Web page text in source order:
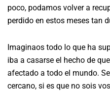
poco, podamos volver a
perdido en estos meses tan
Imaginaos todo lo que ha
iba a casarse el hecho de
afectado a todo el mundo.
cercano, si es que no sois